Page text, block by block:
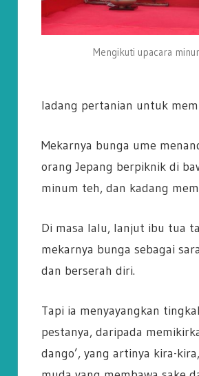
Mengikuti upacara
ladang pertanian untuk
Mekarnya bunga ume
orang Jepang berpiknik di
minum teh, dan kadang
Di masa lalu, lanjut ibu tua
mekarnya bunga sebagai
dan berserah diri.
Tapi ia menyayangkan
pestanya, daripada
dango’, yang artinya kira-